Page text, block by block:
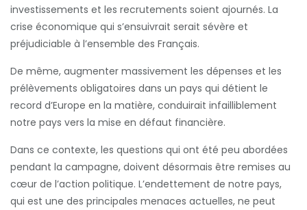
investissements et les recrutements soient ajournés. La
crise économique qui s’ensuivrait serait sévère et
préjudiciable à l’ensemble des Français.
De même, augmenter massivement les dépenses et les
prélèvements obligatoires dans un pays qui détient le
record d’Europe en la matière, conduirait infailliblement
notre pays vers la mise en défaut financière.
Dans ce contexte, les questions qui ont été peu abordées
pendant la campagne, doivent désormais être remises au
cœur de l’action politique. L’endettement de notre pays,
qui est une des principales menaces actuelles, ne peut